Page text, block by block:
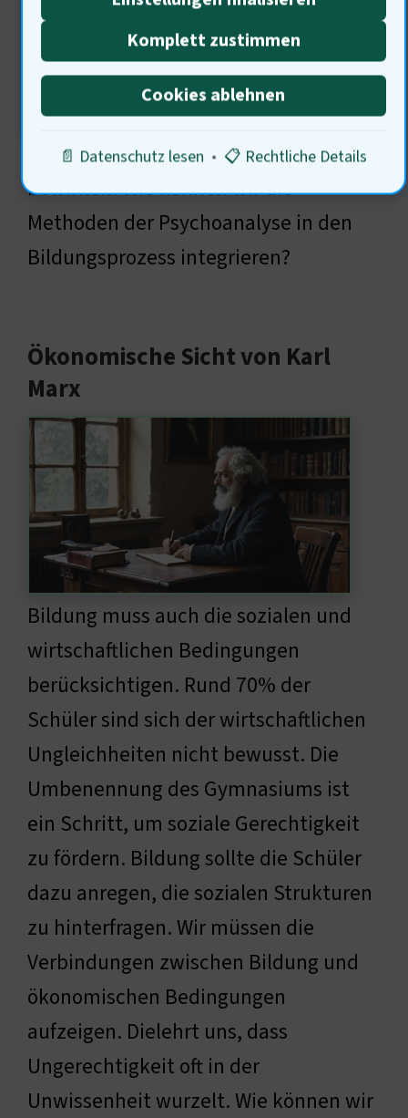
Nur so können wir echte Veränderung
bewirken. Wie können wir die
Methoden der Psychoanalyse in den
Bildungsprozess integrieren?
Ökonomische Sicht von Karl
Marx
Bildung muss auch die sozialen und
wirtschaftlichen Bedingungen
berücksichtigen. Rund 70% der
Schüler sind sich der wirtschaftlichen
Ungleichheiten nicht bewusst. Die
Umbenennung des Gymnasiums ist
ein Schritt, um soziale Gerechtigkeit
zu fördern. Bildung sollte die Schüler
dazu anregen, die sozialen Strukturen
zu hinterfragen. Wir müssen die
Verbindungen zwischen Bildung und
ökonomischen Bedingungen
aufzeigen. Dielehrt uns, dass
Ungerechtigkeit oft in der
Unwissenheit wurzelt. Wie können wir
Komplett zustimmen
Cookies ablehnen
📄 Datenschutz lesen • 📋 Rechtliche Details